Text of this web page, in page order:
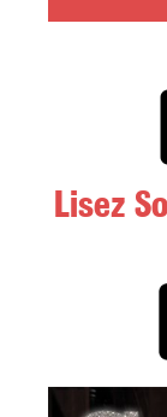
Lisez